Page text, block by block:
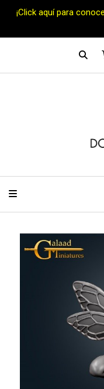
¡Click aquí para